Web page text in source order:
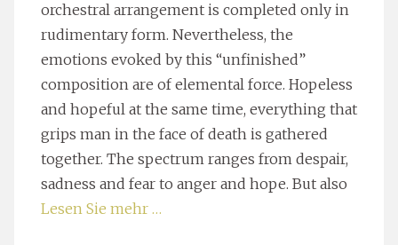
orchestral arrangement is completed only in
rudimentary form. Nevertheless, the
emotions evoked by this “unfinished”
composition are of elemental force. Hopeless
and hopeful at the same time, everything that
grips man in the face of death is gathered
together. The spectrum ranges from despair,
sadness and fear to anger and hope. But also
Lesen Sie mehr …